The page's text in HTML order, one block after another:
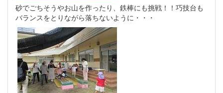
砂でごちそうやお山を作ったり、鉄棒にも挑戦！！巧技台も
バランスをとりながら落ちないように・・・